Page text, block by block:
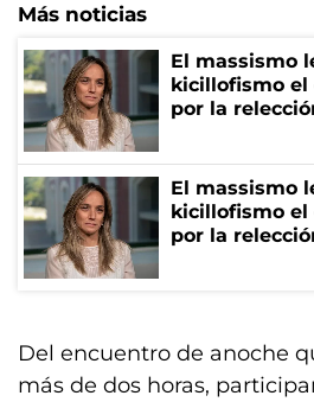
Más noticias
El massismo
kicillofismo el
por la
El massismo
kicillofismo el
por la
Del encuentro de anoche
más de dos horas,